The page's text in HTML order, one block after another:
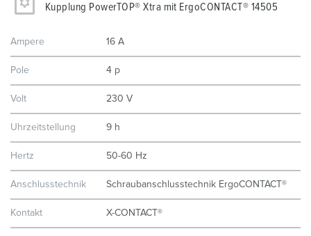
Kupplung PowerTOP® Xtra mit ErgoCONTACT® 14505
Ampere 16 A
Pole 4 p
Volt 230 V
Uhrzeitstellung 9 h
Hertz 50-60 Hz
Anschlusstechnik Schraubanschlusstechnik ErgoCONTACT®
Kontakt X-CONTACT®